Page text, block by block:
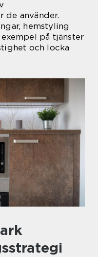
de använder.
hemstyling
på tjänster
och locka